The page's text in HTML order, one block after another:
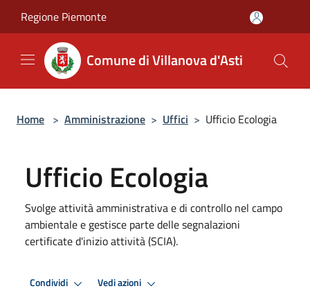
Regione Piemonte
Comune di Villanova d'Asti
Home > Amministrazione > Uffici > Ufficio Ecologia
Ufficio Ecologia
Svolge attività amministrativa e di controllo nel campo
ambientale e gestisce parte delle segnalazioni
certificate d'inizio attività (SCIA).
Condividi Vedi azioni